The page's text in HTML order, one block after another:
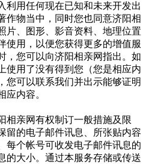
利用任何现在已知和未来开发出
作物当中，同时您也同意济阳相
片、图形、影音资料、地理位置
使用，以便您获得更多的增值服
，您可以向济阳相亲网指出。如
使用了没有得到您（您是相应内
您可以联系我们并出示能够证明
应内容。
相亲网有权制订一般措施及限
留的电子邮件讯息、所张贴内容
每个帐号可收发电子邮件讯息的
的大小。通过本服务存储或传送